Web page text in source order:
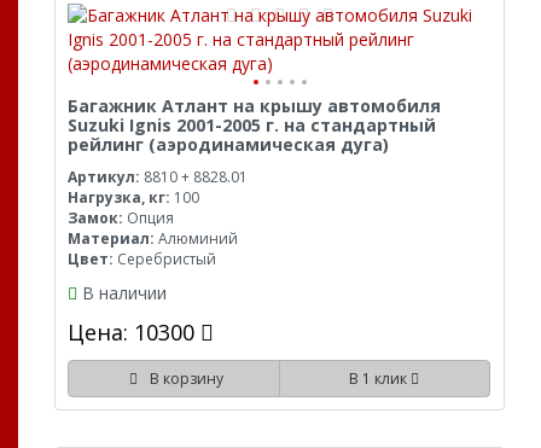
Багажник Атлант на крышу автомобиля
Suzuki Ignis 2001-2005 г. на стандартный
рейлинг (аэродинамическая дуга)
Артикул: 8810 + 8828.01
Нагрузка, кг: 100
Замок: Опция
Материал: Алюминий
Цвет: Серебристый
В наличии
Цена: 10300
В корзину В 1 клик